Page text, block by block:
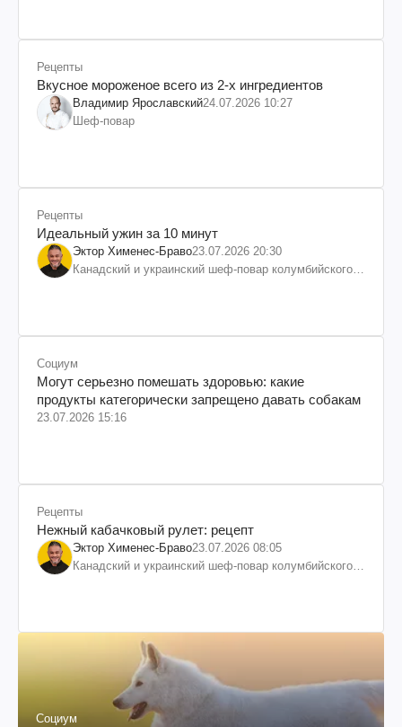
Рецепты
Вкусное мороженое всего из 2-х ингредиентов
Владимир Ярославский24.07.2026 10:27
Шеф-повар
Рецепты
Идеальный ужин за 10 минут
Эктор Хименес-Браво23.07.2026 20:30
Канадский и украинский шеф-повар колумбийского
Социум
Могут серьезно помешать здоровью: какие
продукты категорически запрещено давать собакам
23.07.2026 15:16
Рецепты
Нежный кабачковый рулет: рецепт
Эктор Хименес-Браво23.07.2026 08:05
Канадский и украинский шеф-повар колумбийского
Социум